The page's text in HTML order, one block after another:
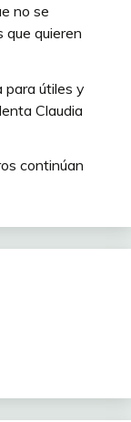
no se
que quieren
para útiles y
Claudia
continúan